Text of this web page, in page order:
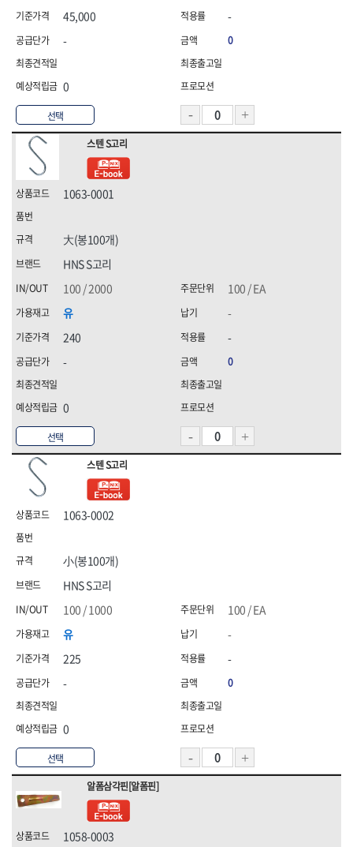
선택
45,000
-
0
-
0
선택
스텐 S고리
1063-0001
HNS S고리
100 / EA
유
240
-
0
大(봉100개)
100 / 2000
-
-
0
선택
스텐 S고리
1063-0002
HNS S고리
100 / EA
유
225
-
0
小(봉100개)
100 / 1000
-
-
0
알폼삼각핀[알폼핀]
1058-0003